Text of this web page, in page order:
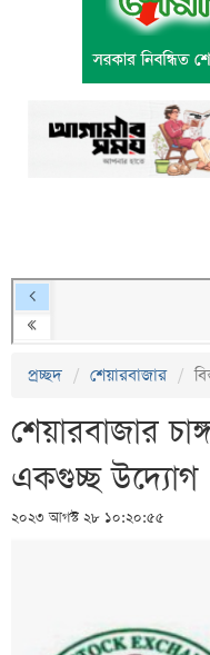
প্রচ্ছদ শেয়ারবাজার
শেয়ারবাজার
একগুচ্ছ উদ্যোগ
২০২৩ আগস্ট ২৮ ১০:২০:৫৫